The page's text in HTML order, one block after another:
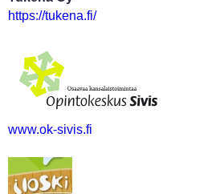
https://tukena.fi/
www.ok-sivis.fi